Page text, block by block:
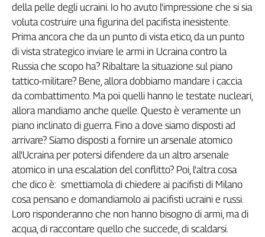
della pelle degli ucraini. Io ho avuto l'impressione che si sia
voluta costruire una figurina del pacifista inesistente.
Prima ancora che da un punto di vista etico, da un punto
di vista strategico inviare le armi in Ucraina contro la
Russia che scopo ha? Ribaltare la situazione sul piano
tattico-militare? Bene, allora dobbiamo mandare i caccia
da combattimento. Ma poi quelli hanno le testate nucleari,
allora mandiamo anche quelle. Questo è veramente un
piano inclinato di guerra. Fino a dove siamo disposti ad
arrivare? Siamo disposti a fornire un arsenale atomico
all'Ucraina per potersi difendere da un altro arsenale
atomico in una escalation del conflitto? Poi, l'altra cosa
che dico è: smettiamola di chiedere ai pacifisti di Milano
cosa pensano e domandiamolo ai pacifisti ucraini e russi.
Loro risponderanno che non hanno bisogno di armi, ma di
acqua, di raccontare quello che succede, di scaldarsi.